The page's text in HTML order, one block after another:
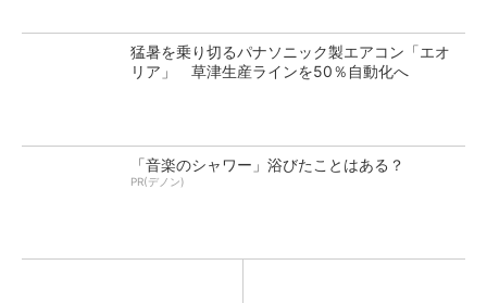
猛暑を乗り切るパナソニック製エアコン「エオ
リア」 草津生産ラインを50％自動化へ
「音楽のシャワー」浴びたことはある？
PR(デノン)